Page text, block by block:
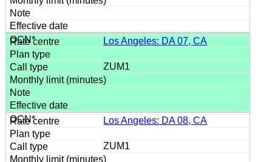
Los Angeles: DA 07, CA
ZUM1
Los Angeles: DA 08, CA
ZUM1